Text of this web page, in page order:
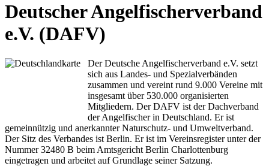
Deutscher Angelfischerverband
e.V. (DAFV)
Der Deutsche Angelfischerverband e.V. setzt
sich aus Landes- und Spezialverbänden
zusammen und vereint rund 9.000 Vereine mit
insgesamt über 530.000 organisierten
Mitgliedern. Der DAFV ist der Dachverband
der Angelfischer in Deutschland. Er ist
gemeinnützig und anerkannter Naturschutz- und Umweltverband.
Der Sitz des Verbandes ist Berlin. Er ist im Vereinsregister unter der
Nummer 32480 B beim Amtsgericht Berlin Charlottenburg
eingetragen und arbeitet auf Grundlage seiner Satzung.